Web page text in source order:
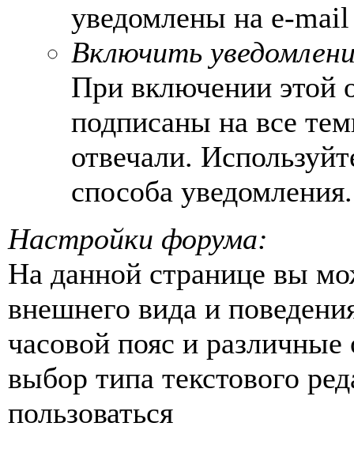
уведомлены на e-
Включить
При включении этой
подписаны на все
отвечали.
способа уведомления.
Настройки форума:
На данной странице вы
внешнего вида и
часовой пояс и
выбор типа текстового
пользоваться